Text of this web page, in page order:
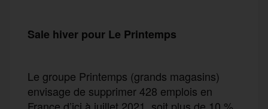
Sale hiver pour Le Printemps
Le groupe Printemps (grands magasins)
envisage de supprimer 428 emplois en
France d’ici à juillet 2021, soit plus de 10 %